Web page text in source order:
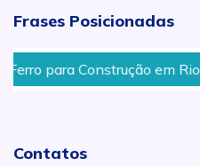
Frases Posicionadas
em Rio das Pedras
Contatos